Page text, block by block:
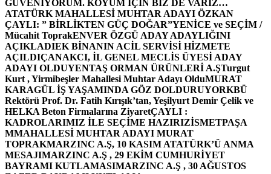
GÜVENİYORUM. KÖYÜM İÇİN BİZ DE VARIZ…
ATATÜRK MAHALLESİ MUHTAR ADAYI ÖZKAN
ÇAYLI: ” BİRLİKTEN GÜÇ DOĞAR”YENİCE ve SEÇİM /
Mücahit ToprakENVER ÖZGÜ ADAY ADAYLIĞINI
AÇIKLADIEK BİNANIN ACİL SERVİSİ HİZMETE
AÇILDIÇANAKCI, İL GENEL MECLİS ÜYESİ ADAY
ADAYI OLDUYENTAŞ ORMAN ÜRÜNLERİ A.ŞTurgut
Kurt , Yirmibeşler Mahallesi Muhtar Adayı OlduMURAT
KARAGÜL İŞ YAŞAMINDA GÖZ DOLDURUYORKBÜ
Rektörü Prof. Dr. Fatih Kırışık’tan, Yeşilyurt Demir Çelik ve
HELKA Beton Firmalarına ZiyaretÇAYLI :
KADROLARIMIZ İLE SEÇİME HAZIRIZİSMETPAŞA
MMAHALLESİ MUHTAR ADAYI MURAT
TOPRAKMARZINC A.Ş, 10 KASIM ATATÜRK’Ü ANMA
MESAJIMARZINC A.Ş , 29 EKİM CUMHURİYET
BAYRAMI KUTLAMASIMARZINC A.Ş , 30 AĞUSTOS